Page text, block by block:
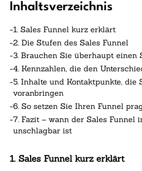
Inhaltsverzeichnis
-1. Sales Funnel kurz erklärt
-2. Die Stufen des Sales Funnel
-3. Brauchen Sie überhaupt einen
-4. Kennzahlen, die den
-5. Inhalte und Kontaktpunkte,
voranbringen
-6. So setzen Sie Ihren Funnel
-7. Fazit – wann der Sales Funnel
unschlagbar ist
1. Sales Funnel kurz erklärt